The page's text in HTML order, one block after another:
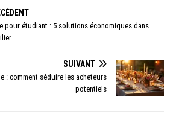
pour étudiant : 5 solutions économiques dans
SUIVANT
: comment séduire les acheteurs
potentiels